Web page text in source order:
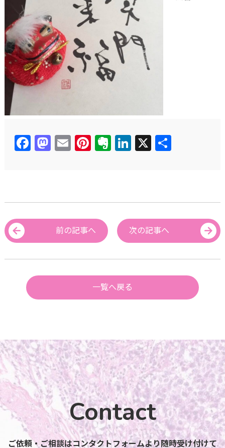
Facebook
Mastodon
EmailPinterest
Evernote
LinkedIn
X 共
前の記事へ 次の記事へ
一覧へ戻る
Contact
ご依頼・ご相談はコンタクトフォームより随時受け付けて